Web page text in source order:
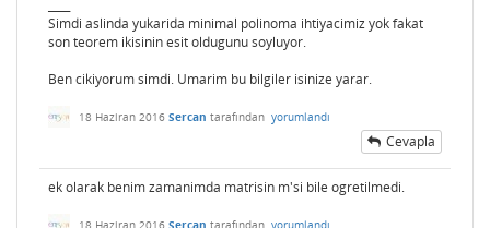
Simdi aslinda yukarida minimal polinoma ihtiyacimiz yok fakat
son teorem ikisinin esit oldugunu soyluyor.
Ben cikiyorum simdi. Umarim bu bilgiler isinize yarar.
18 Haziran 2016 Sercan tarafından yorumlandı
Cevapla
ek olarak benim zamanimda matrisin m'si bile ogretilmedi.